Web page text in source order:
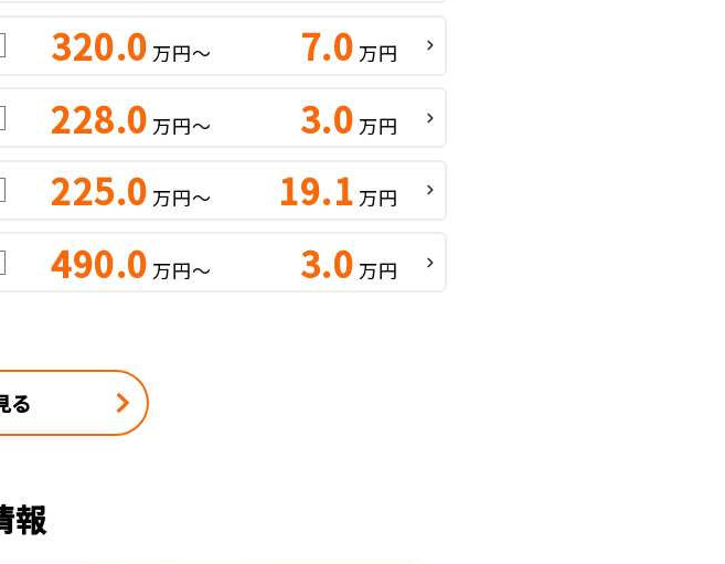
320.0 万円～ 7.0 万円
228.0 万円～ 3.0 万円
225.0 万円～ 19.1 万円
490.0 万円～ 3.0 万円
る
報